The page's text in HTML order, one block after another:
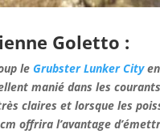
Goletto :
le Grubster Lunker Cityen
manié dans les
claires et lorsque les
offrira l’avantage